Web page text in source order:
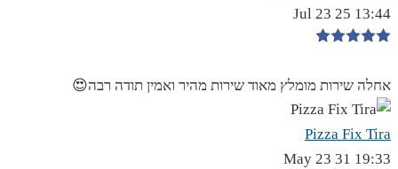
13:44 25 Jul 23
אחלה שירות מומלץ מאוד שירות מהיר ואמין תודה רבה😍
Pizza Fix Tira
19:33 31 May 23